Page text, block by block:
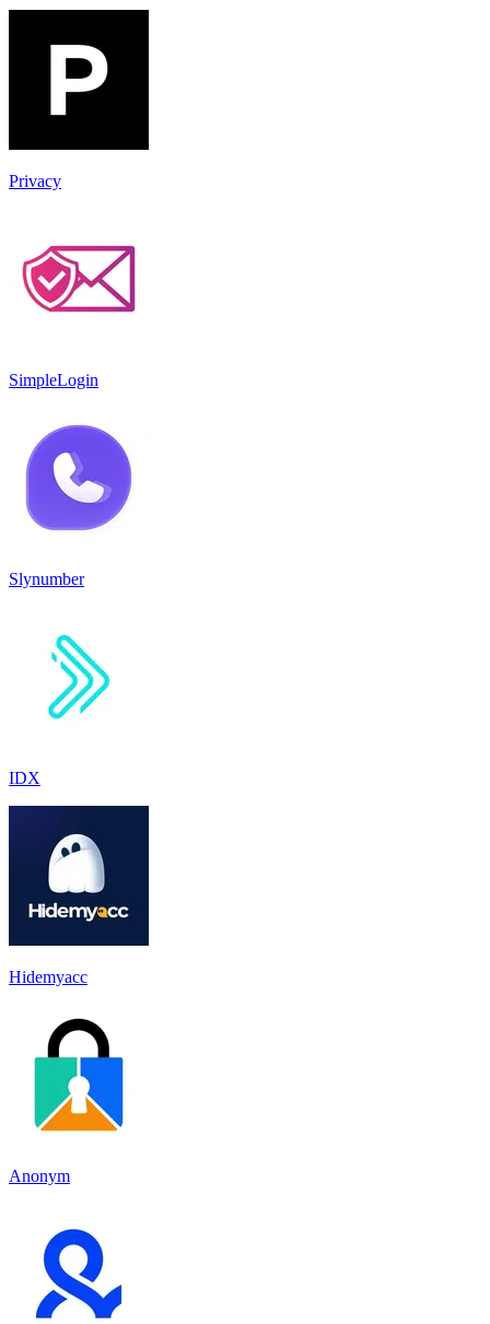
Privacy
SimpleLogin
Slynumber
IDX
Hidemyacc
Anonym